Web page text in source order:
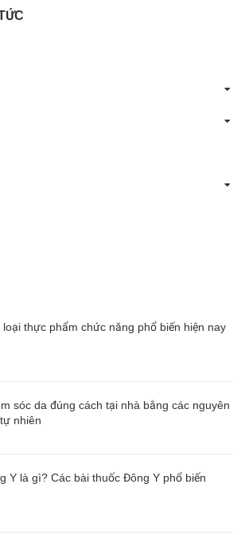
loại thực phẩm chức năng phổ biến hiện nay
sóc da đúng cách tại nhà bằng các nguyên
nhiên
Y là gì? Các bài thuốc Đông Y phổ biến